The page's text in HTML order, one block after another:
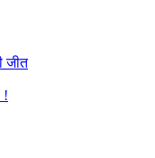
जीत
!